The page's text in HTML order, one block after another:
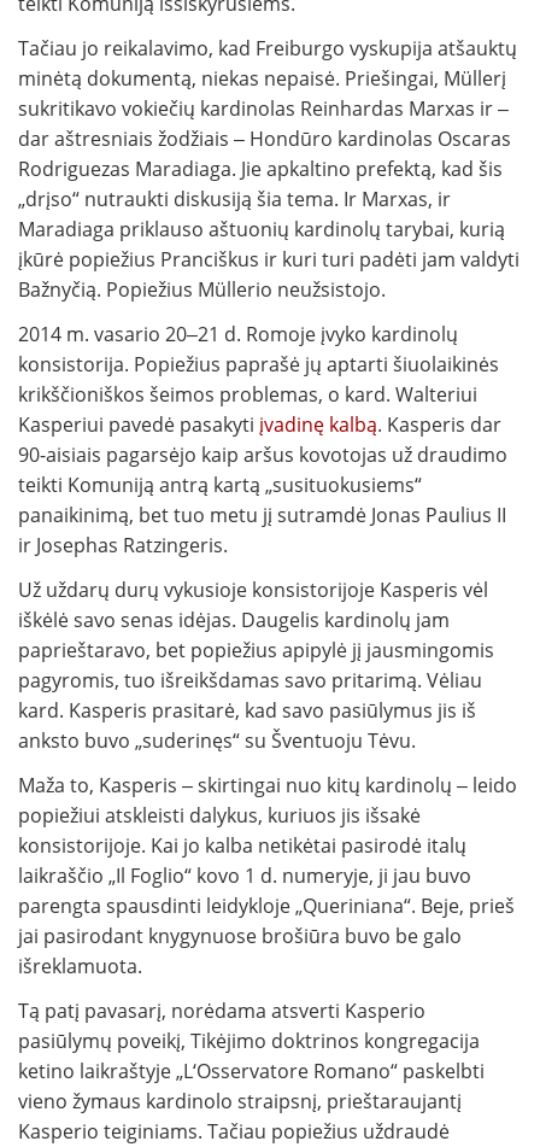
Tačiau jo reikalavimo, kad Freiburgo vyskupija atšauktų
minėtą dokumentą, niekas nepaisė. Priešingai, Müllerį
sukritikavo vokiečių kardinolas Reinhardas Marxas ir ‒
dar aštresniais žodžiais ‒ Hondūro kardinolas Oscaras
Rodriguezas Maradiaga. Jie apkaltino prefektą, kad šis
„drįso“ nutraukti diskusiją šia tema. Ir Marxas, ir
Maradiaga priklauso aštuonių kardinolų tarybai, kurią
įkūrė popiežius Pranciškus ir kuri turi padėti jam valdyti
Bažnyčią. Popiežius Müllerio neužsistojo.
2014 m. vasario 20‒21 d. Romoje įvyko kardinolų
konsistorija. Popiežius paprašė jų aptarti šiuolaikinės
krikščioniškos šeimos problemas, o kard. Walteriui
Kasperiui pavedė pasakyti įvadinę kalbą. Kasperis dar
90-aisiais pagarsėjo kaip aršus kovotojas už draudimo
teikti Komuniją antrą kartą „susituokusiems“
panaikinimą, bet tuo metu jį sutramdė Jonas Paulius II
ir Josephas Ratzingeris.
Už uždarų durų vykusioje konsistorijoje Kasperis vėl
iškėlė savo senas idėjas. Daugelis kardinolų jam
paprieštaravo, bet popiežius apipylė jį jausmingomis
pagyromis, tuo išreikšdamas savo pritarimą. Vėliau
kard. Kasperis prasitarė, kad savo pasiūlymus jis iš
anksto buvo „suderinęs“ su Šventuoju Tėvu.
Maža to, Kasperis ‒ skirtingai nuo kitų kardinolų ‒ leido
popiežiui atskleisti dalykus, kuriuos jis išsakė
konsistorijoje. Kai jo kalba netikėtai pasirodė italų
laikraščio „Il Foglio“ kovo 1 d. numeryje, ji jau buvo
parengta spausdinti leidykloje „Queriniana“. Beje, prieš
jai pasirodant knygynuose brošiūra buvo be galo
išreklamuota.
Tą patį pavasarį, norėdama atsverti Kasperio
pasiūlymų poveikį, Tikėjimo doktrinos kongregacija
ketino laikraštyje „L‘Osservatore Romano“ paskelbti
vieno žymaus kardinolo straipsnį, prieštaraujantį
Kasperio teiginiams. Tačiau popiežius uždraudė